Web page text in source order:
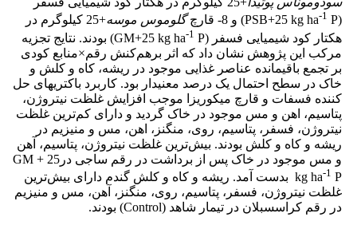
(PSB+25 kg ha
-1 P) و 8- قارچ گلوموس موسه
+25 کیلوگرم در
هکتار کود شیمیایی فسفر (GM+25 kg ha
-1
P) بودند. نتایج تجزیه
مرکب این پژوهش نشان داد که اثر برهم‌کنش رقم×منابع کودی
بر تجمع باقیمانده عناصر غذایی موجود در ریشه، کاه و کلش و
خاک در سطح احتمال یک درصد معنی­دار بود. کاربرد باکتری­های حل
کننده فسفات و قارچ میکوریزا موجب افزایش غلظت نیتروژن،
پتاسیم، اهن و مس موجود در خاک گردید و دارای کم‌ترین غلظت
نیتروژن، فسفر، پتاسیم، روی، منگنز، اهن، مس و منیزیم در
ریشه و کاه و کلش بودند. بیش‌ترین غلظت نیتروژن، پتاسیم، آهن
و مس موجود در خاک پس از برداشت در رقم ساجی درGM + 25
kg ha-1
P بدست آمد. ریشه و کاه و کلش گندم دارای بیش‌ترین
غلظت نیتروژن، فسفر، پتاسیم، روی، منگنز، آهن، مس و منیزیم
در رقم کراس­سبلان در تیمار شاهد (Control) بودند.